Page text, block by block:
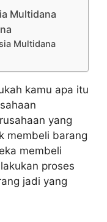
Multidana
Multidana
kamu apa itu
yang
membeli barang
membeli
proses
jadi yang